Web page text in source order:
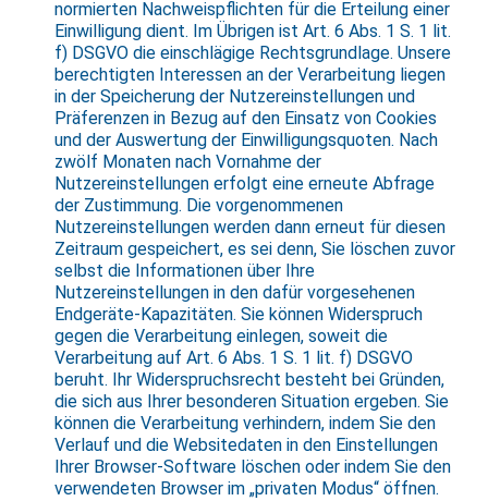
normierten Nachweispflichten für die Erteilung einer
Einwilligung dient. Im Übrigen ist Art. 6 Abs. 1 S. 1 lit.
f) DSGVO die einschlägige Rechtsgrundlage. Unsere
berechtigten Interessen an der Verarbeitung liegen
in der Speicherung der Nutzereinstellungen und
Präferenzen in Bezug auf den Einsatz von Cookies
und der Auswertung der Einwilligungsquoten. Nach
zwölf Monaten nach Vornahme der
Nutzereinstellungen erfolgt eine erneute Abfrage
der Zustimmung. Die vorgenommenen
Nutzereinstellungen werden dann erneut für diesen
Zeitraum gespeichert, es sei denn, Sie löschen zuvor
selbst die Informationen über Ihre
Nutzereinstellungen in den dafür vorgesehenen
Endgeräte-Kapazitäten. Sie können Widerspruch
gegen die Verarbeitung einlegen, soweit die
Verarbeitung auf Art. 6 Abs. 1 S. 1 lit. f) DSGVO
beruht. Ihr Widerspruchsrecht besteht bei Gründen,
die sich aus Ihrer besonderen Situation ergeben. Sie
können die Verarbeitung verhindern, indem Sie den
Verlauf und die Websitedaten in den Einstellungen
Ihrer Browser-Software löschen oder indem Sie den
verwendeten Browser im „privaten Modus“ öffnen.